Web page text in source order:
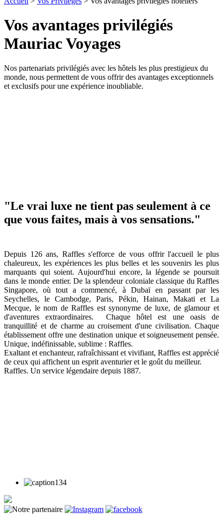
Vos avantages privilégiés
Mauriac Voyages
Nos partenariats privilégiés avec les hôtels les plus prestigieux du
monde, nous permettent de vous offrir des avantages exceptionnels
et exclusifs pour une expérience inoubliable.
"Le vrai luxe ne tient pas seulement à ce
que vous faites, mais à vos sensations."
Depuis 126 ans, Raffles s'efforce de vous offrir l'accueil le plus
chaleureux, les expériences les plus belles et les souvenirs les plus
marquants qui soient. Aujourd'hui encore, la légende se poursuit
dans le monde entier. De la splendeur coloniale classique du Raffles
Singapore, où tout a commencé, à Dubaï en passant par les
Seychelles, le Cambodge, Paris, Pékin, Hainan, Makati et La
Mecque, le nom de Raffles est synonyme de luxe, de glamour et
d'aventures extraordinaires. Chaque hôtel est une oasis de
tranquillité et de charme au croisement d'une civilisation. Chaque
établissement offre une destination unique et soigneusement pensée.
Unique, indéfinissable, sublime : Raffles.
Exaltant et enchanteur, rafraîchissant et vivifiant, Raffles est apprécié
de ceux qui affichent un esprit aventurier et le goût du meilleur.
Raffles. Un service légendaire depuis 1887.